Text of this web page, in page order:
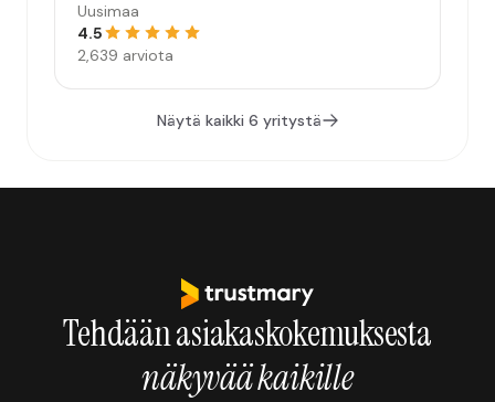
Uusimaa
4.5
2,639 arviota
Näytä kaikki 6 yritystä
Tehdään asiakaskokemuksesta
näkyvää kaikille